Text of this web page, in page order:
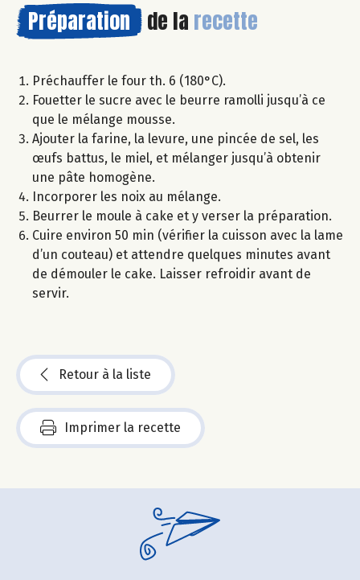
Préparation de la recette
Préchauffer le four th. 6 (180°C).
Fouetter le sucre avec le beurre ramolli jusqu’à ce
que le mélange mousse.
Ajouter la farine, la levure, une pincée de sel, les
œufs battus, le miel, et mélanger jusqu’à obtenir
une pâte homogène.
Incorporer les noix au mélange.
Beurrer le moule à cake et y verser la préparation.
Cuire environ 50 min (vérifier la cuisson avec la lame
d’un couteau) et attendre quelques minutes avant
de démouler le cake. Laisser refroidir avant de
servir.
Retour à la liste
Imprimer la recette